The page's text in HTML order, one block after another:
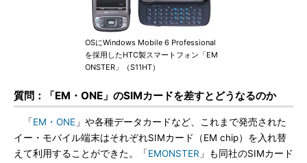
OSにWindows Mobile 6 Professional
を採用したHTC製スマートフォン「EM
ONSTER」（S11HT）
質問：「EM・ONE」のSIMカードを差すとどうなるのか
「EM・ONE 」や各種データカードなど、これまで発売された
イー・モバイル端末はそれぞれSIMカード（EM chip）を入れ替
えて利用することができた。「EMONSTER 」も同社のSIMカード